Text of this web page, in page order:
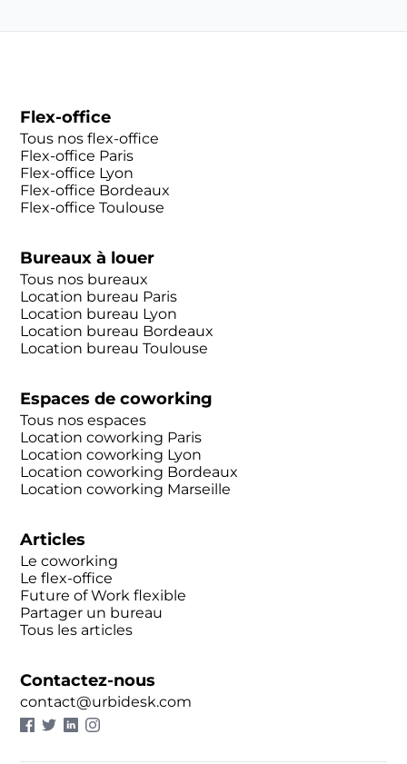
Flex-office
Tous nos flex-office
Flex-office Paris
Flex-office Lyon
Flex-office Bordeaux
Flex-office Toulouse
Bureaux à louer
Tous nos bureaux
Location bureau Paris
Location bureau Lyon
Location bureau Bordeaux
Location bureau Toulouse
Espaces de coworking
Tous nos espaces
Location coworking Paris
Location coworking Lyon
Location coworking Bordeaux
Location coworking Marseille
Articles
Le coworking
Le flex-office
Future of Work flexible
Partager un bureau
Tous les articles
Contactez-nous
contact@urbidesk.com